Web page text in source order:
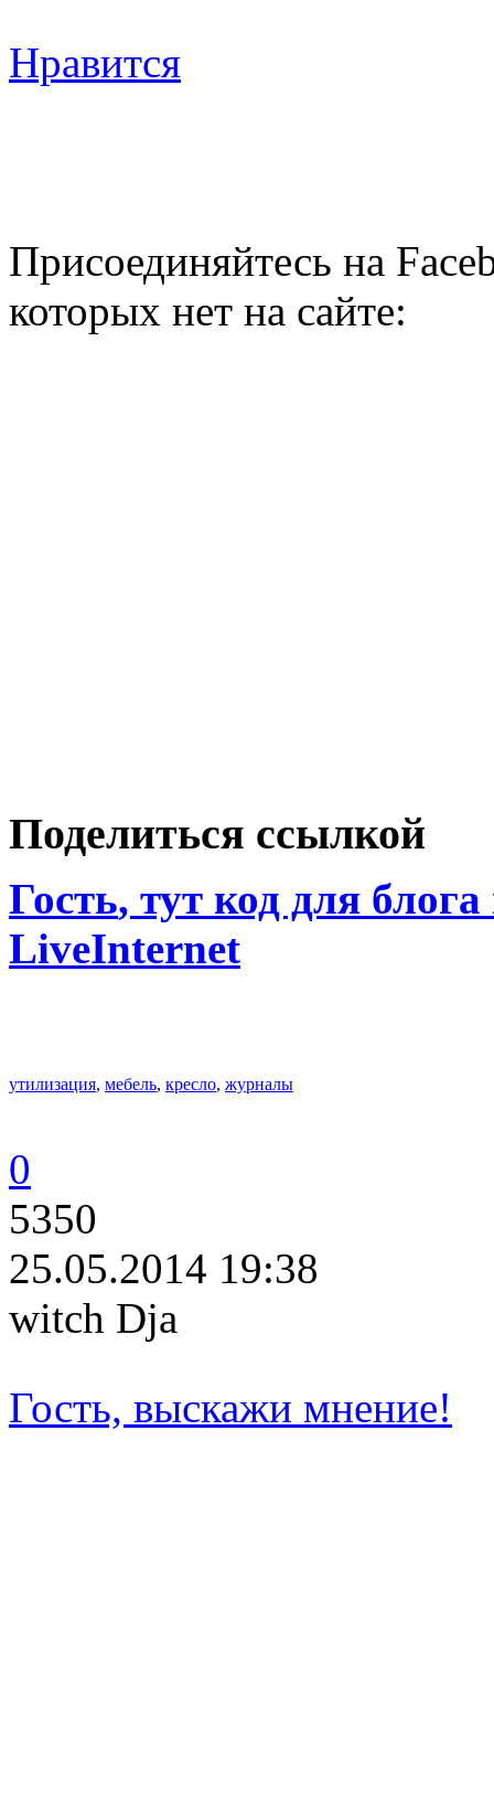
Нравится
Присоединяйтесь на
которых нет на сайте:
Поделиться ссылкой
Гость, тут код для
LiveInternet
утилизация, мебель, кресло, журналы
0
5350
25.05.2014 19:38
witch Dja
Гость, выскажи мнение!